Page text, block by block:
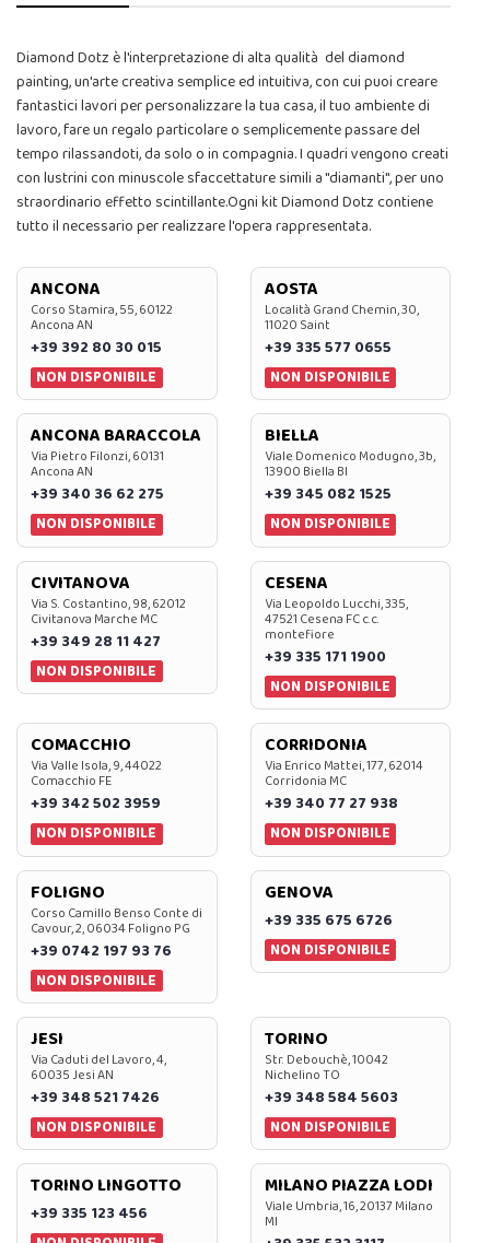
Diamond Dotz è l'interpretazione di alta qualità del diamond
painting, un'arte creativa semplice ed intuitiva, con cui puoi creare
fantastici lavori per personalizzare la tua casa, il tuo ambiente di
lavoro, fare un regalo particolare o semplicemente passare del
tempo rilassandoti, da solo o in compagnia. I quadri vengono creati
con lustrini con minuscole sfaccettature simili a "diamanti", per uno
straordinario effetto scintillante.Ogni kit Diamond Dotz contiene
tutto il necessario per realizzare l'opera rappresentata.
ANCONA
Corso Stamira, 55, 60122
Ancona AN
+39 392 80 30 015
NON DISPONIBILE
AOSTA
Località Grand Chemin, 30,
11020 Saint
+39 335 577 0655
NON DISPONIBILE
ANCONA BARACCOLA
Via Pietro Filonzi, 60131
Ancona AN
+39 340 36 62 275
NON DISPONIBILE
BIELLA
Viale Domenico Modugno, 3b,
13900 Biella BI
+39 345 082 1525
NON DISPONIBILE
CIVITANOVA
Via S. Costantino, 98, 62012
Civitanova Marche MC
+39 349 28 11 427
NON DISPONIBILE
CESENA
Via Leopoldo Lucchi, 335,
47521 Cesena FC c.c.
montefiore
+39 335 171 1900
NON DISPONIBILE
COMACCHIO
Via Valle Isola, 9, 44022
Comacchio FE
+39 342 502 3959
NON DISPONIBILE
CORRIDONIA
Via Enrico Mattei, 177, 62014
Corridonia MC
+39 340 77 27 938
NON DISPONIBILE
FOLIGNO
Corso Camillo Benso Conte di
Cavour, 2, 06034 Foligno PG
+39 0742 197 93 76
NON DISPONIBILE
GENOVA
+39 335 675 6726
NON DISPONIBILE
JESI
Via Caduti del Lavoro, 4,
60035 Jesi AN
+39 348 521 7426
NON DISPONIBILE
TORINO
Str. Debouchè, 10042
Nichelino TO
+39 348 584 5603
NON DISPONIBILE
TORINO LINGOTTO
+39 335 123 456
MILANO PIAZZA LODI
Viale Umbria, 16, 20137 Milano
MI